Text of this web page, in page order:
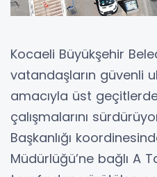
Kocaeli Büyükşehir
vatandaşların güvenli
amacıyla üst
çalışmalarını
Başkanlığı
Müdürlüğü’ne bağlı A